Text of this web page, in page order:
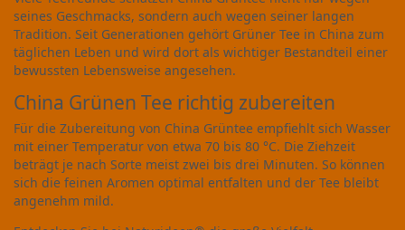
seines Geschmacks, sondern auch wegen seiner langen
Tradition. Seit Generationen gehört Grüner Tee in China zum
täglichen Leben und wird dort als wichtiger Bestandteil einer
bewussten Lebensweise angesehen.
China Grünen Tee richtig zubereiten
Für die Zubereitung von China Grüntee empfiehlt sich Wasser
mit einer Temperatur von etwa 70 bis 80 °C. Die Ziehzeit
beträgt je nach Sorte meist zwei bis drei Minuten. So können
sich die feinen Aromen optimal entfalten und der Tee bleibt
angenehm mild.